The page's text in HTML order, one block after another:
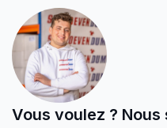
Vous voulez ?